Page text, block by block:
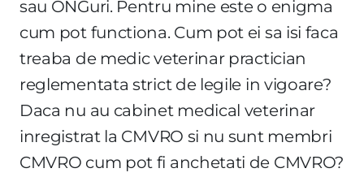
sau ONGuri. Pentru mine este o enigma
cum pot functiona. Cum pot ei sa isi faca
treaba de medic veterinar practician
reglementata strict de legile in vigoare?
Daca nu au cabinet medical veterinar
inregistrat la CMVRO si nu sunt membri
CMVRO cum pot fi anchetati de CMVRO?